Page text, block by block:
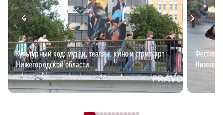
Культурный код: музеи, театры, кино и стрит-арт
Нижегородской области